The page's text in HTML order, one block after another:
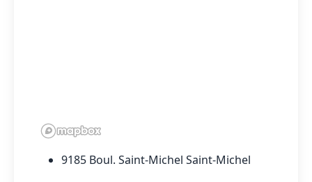
9185 Boul. Saint-Michel Saint-Michel